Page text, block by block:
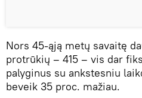
Nors 45-ąją metų savaitę
protrūkių – 415 – vis dar
palyginus su ankstesniu
beveik 35 proc. mažiau.